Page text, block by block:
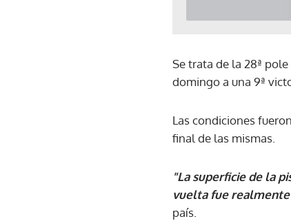
Se trata de la 28ª
domingo a una 9ª
Las condiciones
final de las mismas.
"La superficie de la
vuelta fue
país.